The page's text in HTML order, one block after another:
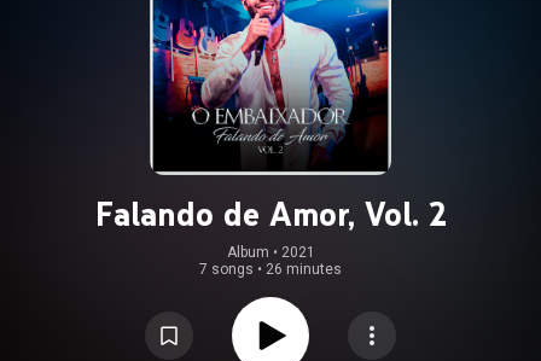
Falando de Amor, Vol. 2
Album • 2021
7 songs • 26 minutes